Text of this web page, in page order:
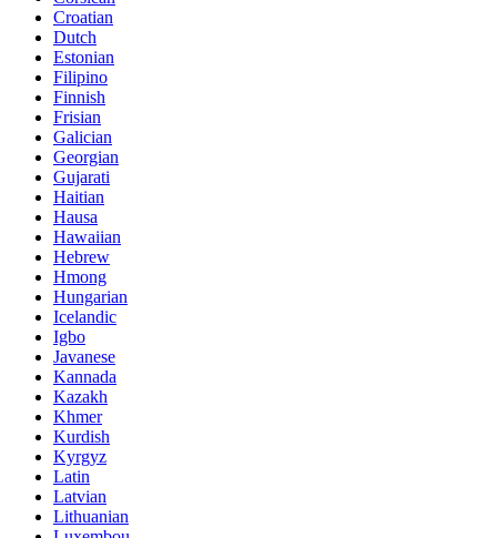
Croatian
Dutch
Estonian
Filipino
Finnish
Frisian
Galician
Georgian
Gujarati
Haitian
Hausa
Hawaiian
Hebrew
Hmong
Hungarian
Icelandic
Igbo
Javanese
Kannada
Kazakh
Khmer
Kurdish
Kyrgyz
Latin
Latvian
Lithuanian